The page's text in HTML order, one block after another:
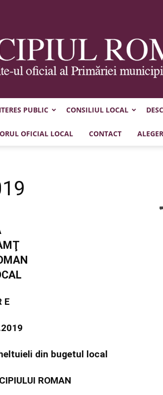
Municipiul
PUBLIC CONSILIUL LOCAL
OFICIAL LOCAL CONTACT
E
din bugetul local
ROMAN